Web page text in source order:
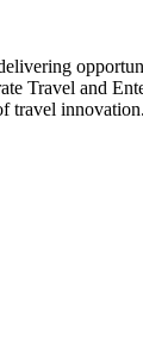
Travel and
travel